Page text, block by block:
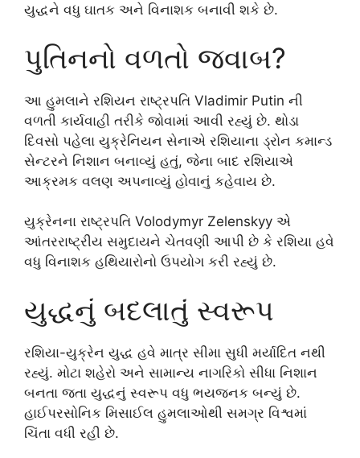
યુદ્ધને વધુ ઘાતક અને વિનાશક બનાવી શકે છે.
પુતિનનો વળતો જવાબ?
આ હુમલાને રશિયન રાષ્ટ્રપતિ Vladimir Putin ની
વળતી કાર્યવાહી તરીકે જોવામાં આવી રહ્યું છે. થોડા
દિવસો પહેલા યુક્રેનિયન સેનાએ રશિયાના ડ્રોન કમાન્ડ
સેન્ટરને નિશાન બનાવ્યું હતું, જેના બાદ રશિયાએ
આક્રમક વલણ અપનાવ્યું હોવાનું કહેવાય છે.
યુક્રેનના રાષ્ટ્રપતિ Volodymyr Zelenskyy એ
આંતરરાષ્ટ્રીય સમુદાયને ચેતવણી આપી છે કે રશિયા હવે
વધુ વિનાશક હથિયારોનો ઉપયોગ કરી રહ્યું છે.
યુદ્ધનું બદલાતું સ્વરૂપ
રશિયા-યુક્રેન યુદ્ધ હવે માત્ર સીમા સુધી મર્યાદિત નથી
રહ્યું. મોટા શહેરો અને સામાન્ય નાગરિકો સીધા નિશાન
બનતા જતા યુદ્ધનું સ્વરૂપ વધુ ભયજનક બન્યું છે.
હાઈપરસોનિક મિસાઈલ હુમલાઓથી સમગ્ર વિશ્વમાં
ચિંતા વધી રહી છે.